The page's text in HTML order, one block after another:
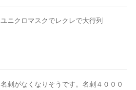
ユニクロマスクでレクレで大行列
名刺がなくなりそうです。名刺４０００